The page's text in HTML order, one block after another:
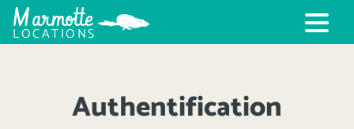
Marmotte
LOCATIONS
Authentification